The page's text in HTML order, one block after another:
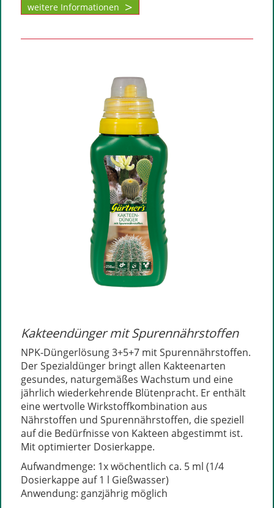
weitere Informationen
Kakteendünger mit Spurennährstoffen
NPK-Düngerlösung 3+5+7 mit Spurennährstoffen.
Der Spezialdünger bringt allen Kakteenarten
gesundes, naturgemäßes Wachstum und eine
jährlich wiederkehrende Blütenpracht. Er enthält
eine wertvolle Wirkstoffkombination aus
Nährstoffen und Spurennährstoffen, die speziell
auf die Bedürfnisse von Kakteen abgestimmt ist.
Mit optimierter Dosierkappe.
Aufwandmenge: 1x wöchentlich ca. 5 ml (1/4
Dosierkappe auf 1 l Gießwasser)
Anwendung: ganzjährig möglich